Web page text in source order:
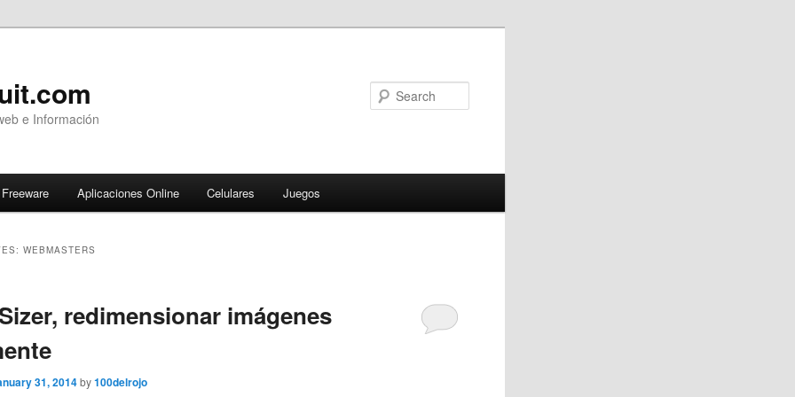
e Información
Freeware Aplicaciones Online Celulares Juegos
WEBMASTERS
redimensionar imágenes
31, 2014 by100delrojo